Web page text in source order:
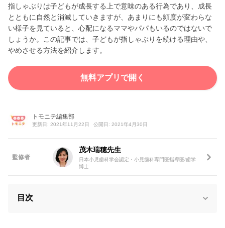
指しゃぶりは子どもが成長する上で意味のある行為であり、成長
とともに自然と消滅していきますが、あまりにも頻度が変わらな
い様子を見ていると、心配になるママやパパもいるのではないで
しょうか。この記事では、子どもが指しゃぶりを続ける理由や、
やめさせる方法を紹介します。
無料アプリで開く
トモニテ編集部
更新日: 2021年11月22日 公開日: 2021年4月30日
監修者
茂木瑞穂先生
日本小児歯科学会認定・小児歯科専門医指導医/歯学
博士
目次